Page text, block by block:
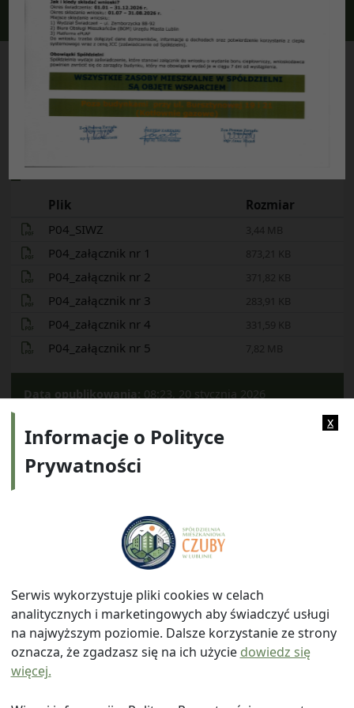
Jesteś tutaj: 2026
Przetargi
Remont patio nad garażem podziemnym wraz z wymianą izolacji w budynku mieszkalnym wielorodzinnym przy ul. Jutrzenki 10 w Lublinie (klatka III oraz IV)
08:23 20 styczeń
Pobierz
Plik
Rozmiar
P04_SIWZ
3,44 MB
P04_załącznik nr 1 873,21 KB
P04_załącznik nr 2 371,82 KB
P04_załącznik nr 3 283,91 KB
P04_załącznik nr 4 331,59 KB
P04_załącznik nr 5 7,82 MB
Data opublikowania: 08:23, 20 stycznia 2026
ul. Watykańska 6, 20-538 Lublin
Telefon: 814641700 E-mail: info@smczuby.pl
© 2026
x
Informacje o Polityce
Prywatności
Serwis wykorzystuje pliki cookies w celach
analitycznych i marketingowych aby świadczyć usługi
na najwyższym poziomie. Dalsze korzystanie ze strony
oznacza, że zgadzasz się na ich użycie dowiedz się
więcej.